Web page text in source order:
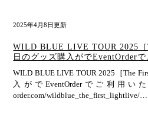
2025年4月8日更新
WILD BLUE LIVE TOUR 2025
日のグッズ購入がでEventOrder
WILD BLUE LIVE TOUR 2025［The
入がでEventOrderでご利用い
order.com/wildblue_the_first_lightlive/